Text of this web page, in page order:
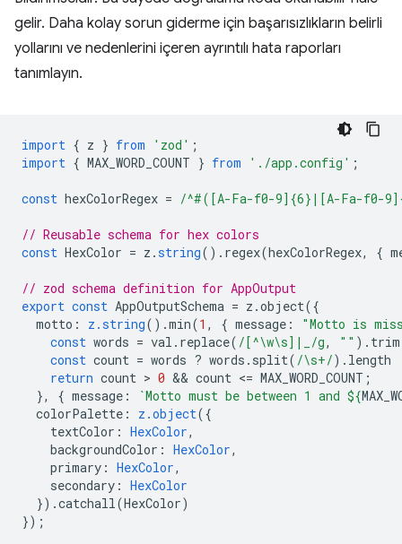
gelir. Daha kolay sorun giderme için başarısızlıkların belirli
yollarını ve nedenlerini içeren ayrıntılı hata raporları
tanımlayın.
import { z } from 'zod' ;
import { MAX_WORD_COUNT } from './app.config' ;
const hexColorRegex = /^#([A-Fa-f0-9]{6}|[A-Fa-f0-
// Reusable schema for hex colors
const HexColor = z .string(). regex(hexColorRegex, {
// zod schema definition for AppOutput
export const AppOutputSchema = z .object({
motto : z.string().min(1 , { message :
"Motto is
const words = val . replace( /[^\w\s]|_/g, "" ). trim
const count = words ? words . split( /\s+/) .length
return count > 0 && count <= MAX_WORD_COUNT ;
},
{ message : `Motto must be between 1 and ${
colorPalette : z.object({
textColor : HexColor,
backgroundColor : HexColor,
primary : HexColor,
secondary : HexColor
}).catchall(HexColor)
});